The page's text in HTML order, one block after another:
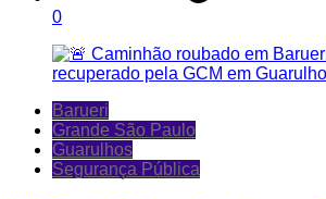
0
Barueri
Grande São Paulo
Guarulhos
Segurança Pública